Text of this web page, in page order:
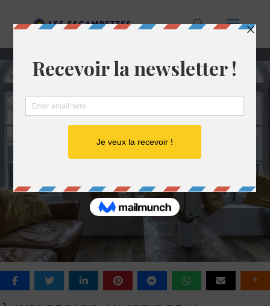
HÔTELS ET CHAMBRES
D’HÔTES À ROUEN